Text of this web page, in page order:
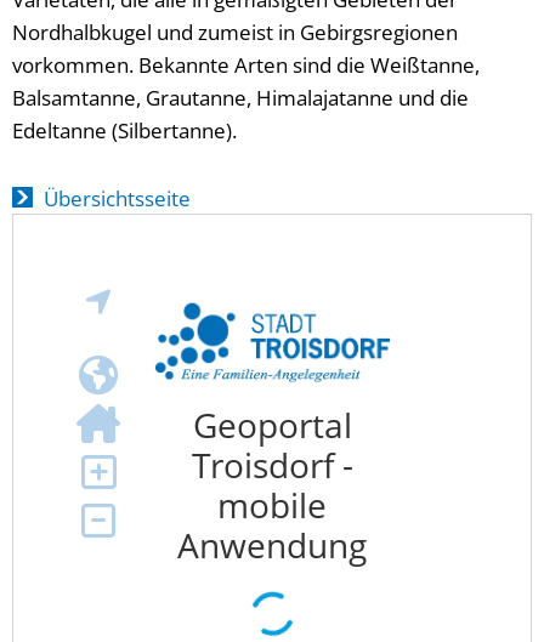
Nordhalbkugel und zumeist in Gebirgsregionen
vorkommen. Bekannte Arten sind die Weißtanne,
Balsamtanne, Grautanne, Himalajatanne und die
Edeltanne (Silbertanne).
Übersichtsseite